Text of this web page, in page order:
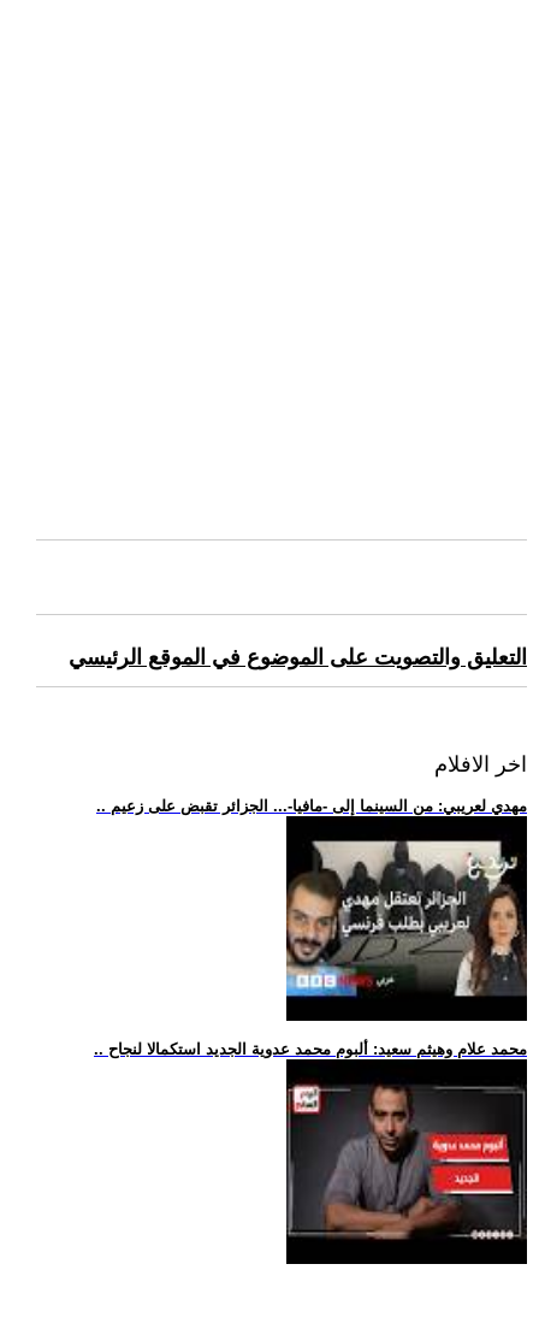
التعليق والتصويت على الموضوع في الموقع الرئيسي
اخر الافلام
.. مهدي لعريبي: من السينما إلى -مافيا-... الجزائر تقبض على زعيم
.. محمد علام وهيثم سعيد: ألبوم محمد عدوية الجديد استكمالا لنجاح